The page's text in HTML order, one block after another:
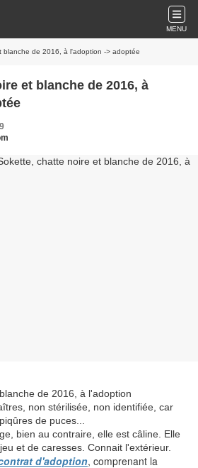
MENU
blanche de 2016, à l'adoption -> adoptée
et blanche de 2016, à
de 2016, à l'adoption
non stérilisée, non identifiée, car
de puces...
bien au contraire, elle est câline. Elle
et de caresses. Connait l'extérieur.
d'adoption, comprenant la